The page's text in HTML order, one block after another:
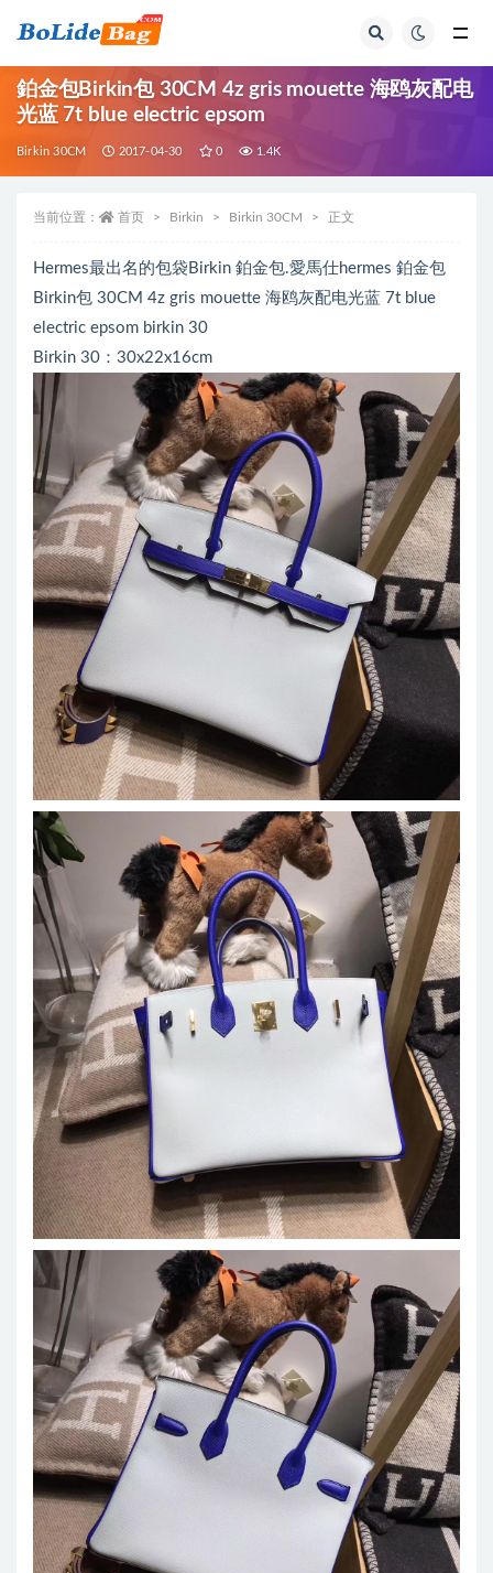
鉑金包Birkin包 30CM 4z gris mouette 海鸥灰配电
光蓝 7t blue electric epsom
Birkin 30CM 2017-04-30 0 1.4K
当前位置： 首页 Birkin Birkin 30CM 正文
Hermes最出名的包袋Birkin 鉑金包.愛馬仕hermes 鉑金包
Birkin包 30CM 4z gris mouette 海鸥灰配电光蓝 7t blue
electric epsom birkin 30
Birkin 30：30x22x16cm